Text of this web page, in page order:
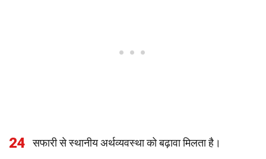
24 सफारी से स्थानीय अर्थव्यवस्था को बढ़ावा मिलता है।